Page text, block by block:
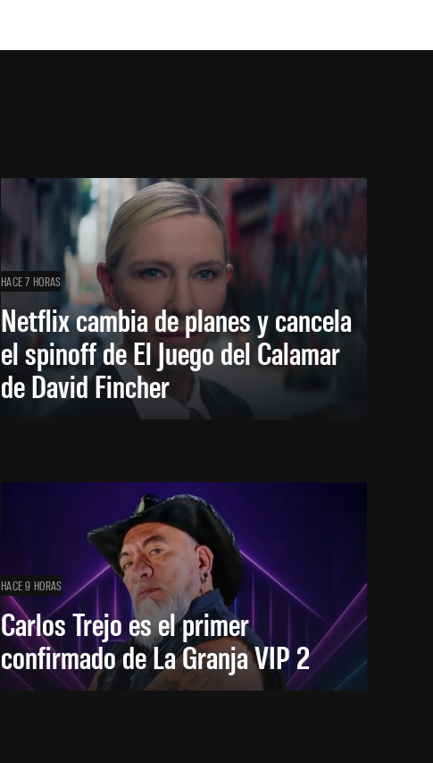
HACE 7 HORAS
Netflix cambia de planes y cancela
el spinoff de El Juego del Calamar
de David Fincher
HACE 9 HORAS
Carlos Trejo es el primer
confirmado de La Granja VIP 2